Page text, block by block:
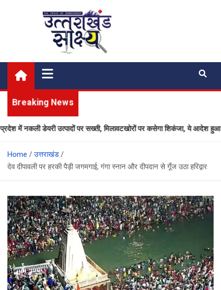
Uttarakhand Shakshya
My News Portal
Breaking News
नकली डेयरी उत्पादों पर सख्ती, मिलावटखोरों पर कसेगा शिकंजा, ये आदेश हुआ जारी
Home
उत्तराखंड
देव दीपावली पर हरकी पैड़ी जगमगाई, गंगा स्नान और दीपदान से गूँज उठा हरिद्वार